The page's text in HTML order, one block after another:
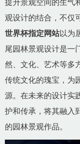
提升景观空间的生气
观设计的结合，不仅
世界杯指定网站以为
尾园林景观设计是一
然、文化、艺术等多
传统文化的瑰宝，为
源。在未来的设计实
护和传承，将其融入
的园林景观作品。